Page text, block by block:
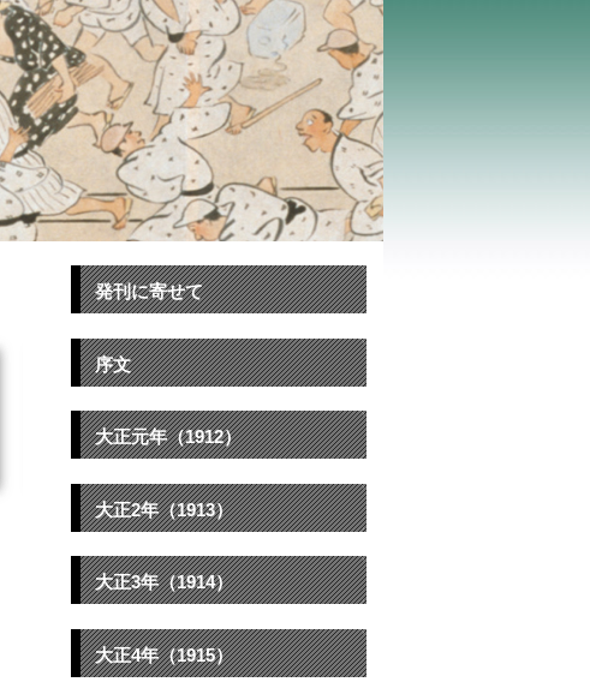
発刊に寄せて
序文
大正元年（1912）
大正2年（1913）
大正3年（1914）
大正4年（1915）